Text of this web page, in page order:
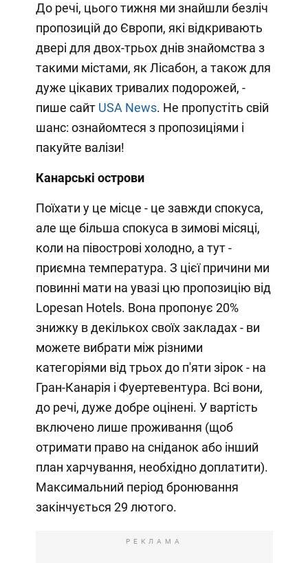
До речі, цього тижня ми знайшли безліч
пропозицій до Європи, які відкривають
двері для двох-трьох днів знайомства з
такими містами, як Лісабон, а також для
дуже цікавих тривалих подорожей, -
пише сайт USA News. Не пропустіть свій
шанс: ознайомтеся з пропозиціями і
пакуйте валізи!
Канарські острови
Поїхати у це місце - це завжди спокуса,
але ще більша спокуса в зимові місяці,
коли на півострові холодно, а тут -
приємна температура. З цієї причини ми
повинні мати на увазі цю пропозицію від
Lopesan Hotels. Вона пропонує 20%
знижку в декількох своїх закладах - ви
можете вибрати між різними
категоріями від трьох до п'яти зірок - на
Гран-Канарія і Фуертевентура. Всі вони,
до речі, дуже добре оцінені. У вартість
включено лише проживання (щоб
отримати право на сніданок або інший
план харчування, необхідно доплатити).
Максимальний період бронювання
закінчується 29 лютого.
РЕКЛАМА